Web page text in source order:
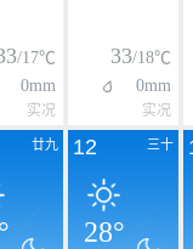
/17℃
0mm
实况
33/18℃
0mm
实况
廿九 三十
12
28°